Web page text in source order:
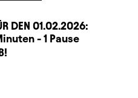
DEN 01.02.2026:
- 1 Pause